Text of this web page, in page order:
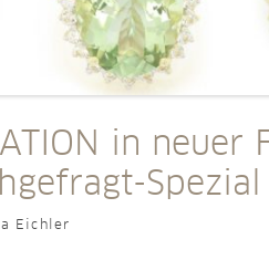
in neuer
Spezial
Eichler